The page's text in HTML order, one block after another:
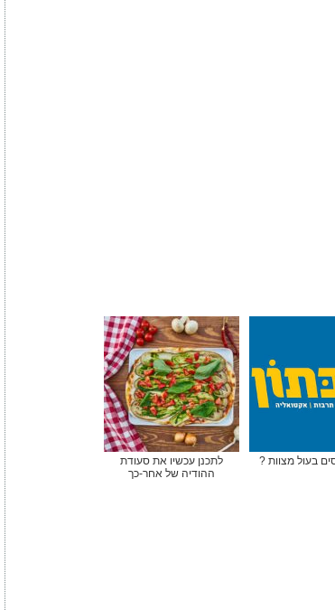
בעול מצוות ?
לתכנן עכשיו את סעודת
ההודיה של אחר-כך